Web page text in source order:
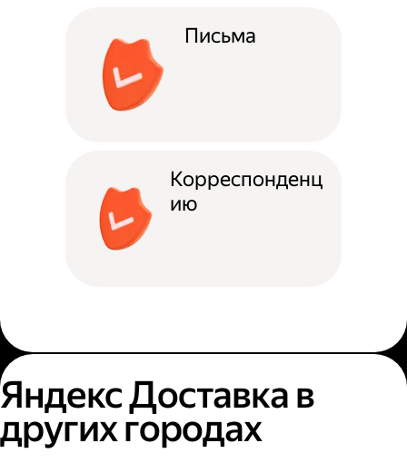
Письма
Корреспонденц
ию
Яндекс Доставка в
других городах